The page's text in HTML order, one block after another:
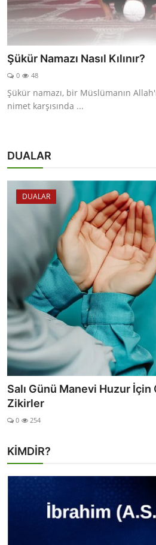
Şükür Namazı Nasıl Kılınır?
0 48
Şükür namazı, bir Müslümanın
nimet karşısında ...
DUALAR
DUALAR
Pazartesi Günü Okunacak
0 519
KİMDİR?